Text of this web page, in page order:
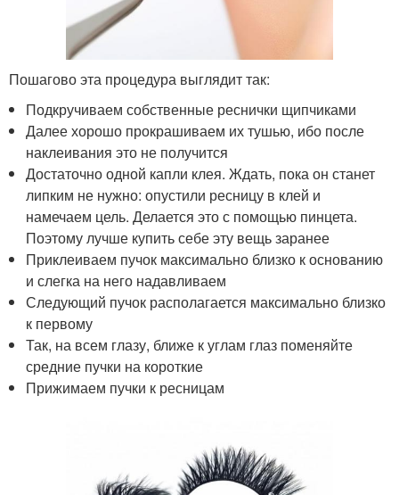
Пошагово эта процедура выглядит так:
Подкручиваем собственные реснички щипчиками
Далее хорошо прокрашиваем их тушью, ибо после
наклеивания это не получится
Достаточно одной капли клея. Ждать, пока он станет
липким не нужно: опустили ресницу в клей и
намечаем цель. Делается это с помощью пинцета.
Поэтому лучше купить себе эту вещь заранее
Приклеиваем пучок максимально близко к основанию
и слегка на него надавливаем
Следующий пучок располагается максимально близко
к первому
Так, на всем глазу, ближе к углам глаз поменяйте
средние пучки на короткие
Прижимаем пучки к ресницам